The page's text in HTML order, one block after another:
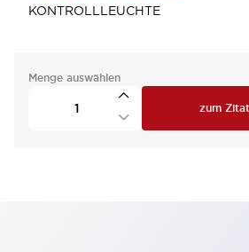
KONTROLLLEUCHTE
Menge auswählen
zum